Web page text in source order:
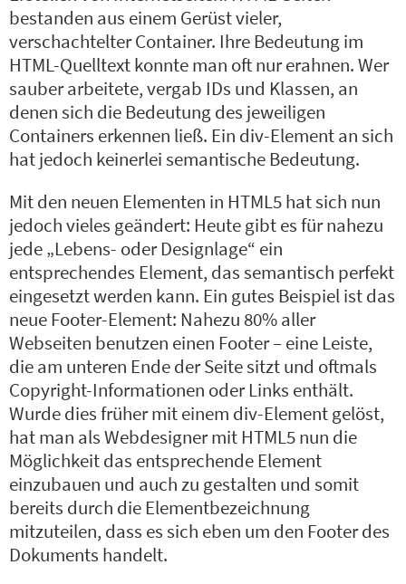
bestanden aus einem Gerüst vieler,
verschachtelter Container. Ihre Bedeutung im
HTML-Quelltext konnte man oft nur erahnen. Wer
sauber arbeitete, vergab IDs und Klassen, an
denen sich die Bedeutung des jeweiligen
Containers erkennen ließ. Ein div-Element an sich
hat jedoch keinerlei semantische Bedeutung.
Mit den neuen Elementen in HTML5 hat sich nun
jedoch vieles geändert: Heute gibt es für nahezu
jede„Lebens- oder Designlage“ ein
entsprechendes Element, das semantisch perfekt
eingesetzt werden kann. Ein gutes Beispiel ist das
neue Footer-Element: Nahezu 80% aller
Webseiten benutzen einen Footer – eine Leiste,
die am unteren Ende der Seite sitzt und oftmals
Copyright-Informationen oder Links enthält.
Wurde dies früher mit einem div-Element gelöst,
hat man als Webdesigner mit HTML5 nun die
Möglichkeit das entsprechende Element
einzubauen und auch zu gestalten und somit
bereits durch die Elementbezeichnung
mitzuteilen, dass es sich eben um den Footer des
Dokuments handelt.